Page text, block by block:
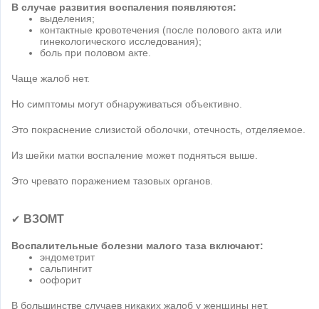
В случае развития воспаления появляются:
выделения;
контактные кровотечения (после полового акта или
гинекологического исследования);
боль при половом акте.
Чаще жалоб нет.
Но симптомы могут обнаруживаться объективно.
Это покраснение слизистой оболочки, отечность, отделяемое.
Из шейки матки воспаление может подняться выше.
Это чревато поражением тазовых органов.
✔ ВЗОМТ
Воспалительные болезни малого таза включают:
эндометрит
сальпингит
оофорит
В большинстве случаев никаких жалоб у женщины нет.